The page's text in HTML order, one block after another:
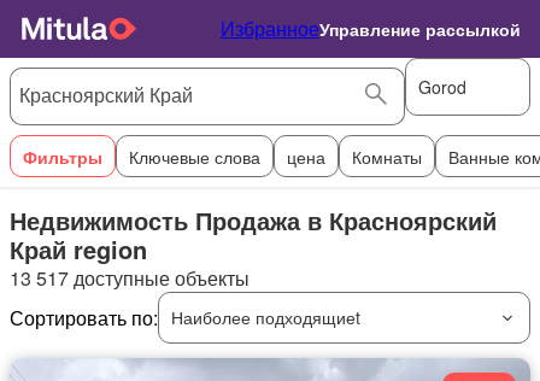
ИзбранноеУправление рассылкой
Gorod
Фильтры Ключевые слова цена Комнаты Ванные
Недвижимость Продажа в Красноярский
Край region
13 517 доступные объекты
Сортировать по:
Наиболее подходящиеt